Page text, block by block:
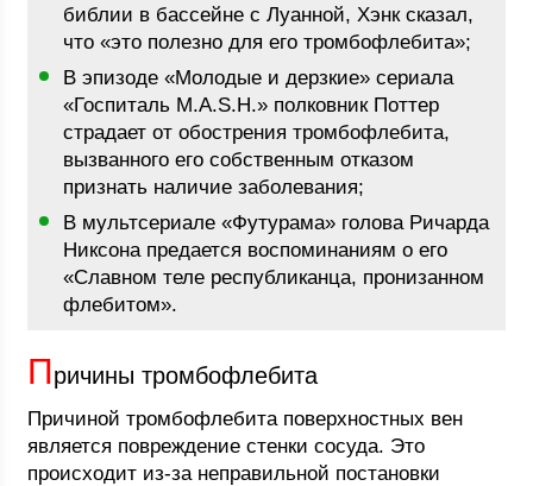
библии в бассейне с Луанной, Хэнк сказал,
что «это полезно для его тромбофлебита»;
В эпизоде «Молодые и дерзкие» сериала
«Госпиталь M.A.S.H.» полковник Поттер
страдает от обострения тромбофлебита,
вызванного его собственным отказом
признать наличие заболевания;
В мультсериале «Футурама» голова Ричарда
Никсона предается воспоминаниям о его
«Славном теле республиканца, пронизанном
флебитом».
Причины тромбофлебита
Причиной тромбофлебита поверхностных вен
является повреждение стенки сосуда. Это
происходит из-за неправильной постановки